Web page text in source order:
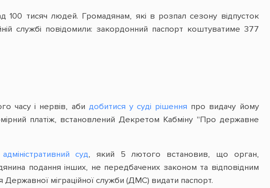
100 тисяч людей. Громадянам, які в розпал сезону відпусток
службі повідомили: закордонний паспорт коштуватиме 377
часу і нервів, аби добитися у суді рішення про видачу йому
платіж, встановлений Декретом Кабміну "Про державне
суд, який 5 лютого встановив, що орган,
подання інших, не передбачених законом та відповідним
Державної міграційної служби (ДМС) видати паспорт.